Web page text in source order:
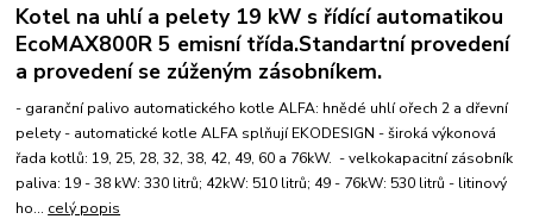
Kotel na uhlí a pelety 19 kW s řídící automatikou
EcoMAX800R 5 emisní třída.Standartní provedení
a provedení se zúženým zásobníkem.
- garanční palivo automatického kotle ALFA: hnědé uhlí ořech 2 a dřevní
pelety - automatické kotle ALFA splňují EKODESIGN - široká výkonová
řada kotlů: 19, 25, 28, 32, 38, 42, 49, 60 a 76kW. - velkokapacitní zásobník
paliva: 19 - 38 kW: 330 litrů; 42kW: 510 litrů; 49 - 76kW: 530 litrů - litinový
ho... celý popis